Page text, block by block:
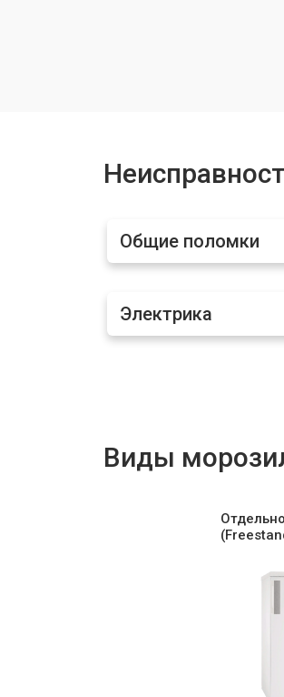
Замена шнура
Ремонт вентилятора
Общие поломки
Электрика
Виды